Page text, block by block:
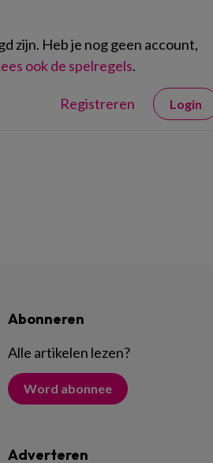
zijn. Heb je nog geen account,
ook de spelregels.
Registreren Login
Abonneren
Alle artikelen lezen?
Word abonnee
Adverteren